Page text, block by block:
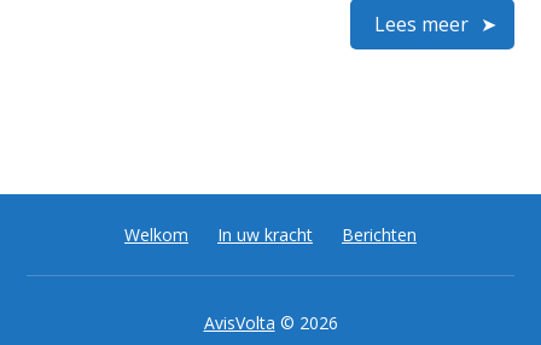
Lees meer
Welkom In uw kracht Berichten
AvisVolta © 2026